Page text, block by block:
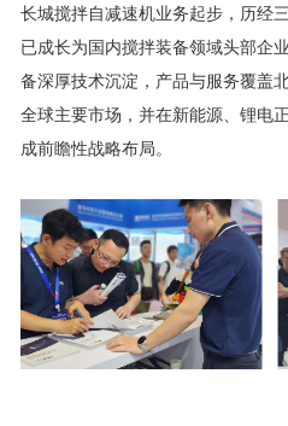
长城搅拌自减速机业务起步，历经
已成长为国内搅拌装备领域头部企
备深厚技术沉淀，产品与服务覆盖
全球主要市场，并在新能源、锂电
成前瞻性战略布局。